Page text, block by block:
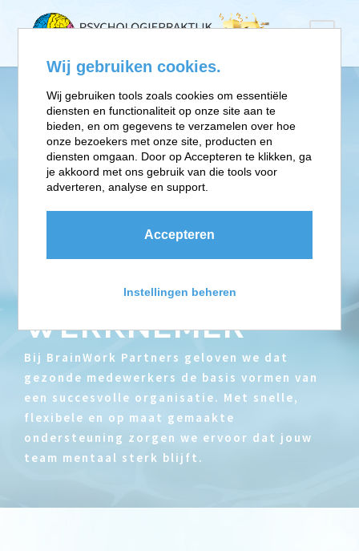
SNEL EN
EFFECTIEF
INGRIJPEN BIJ
MENTALE
KLACHTEN BIJ JE
WERKNEMER
Bij BrainWork Partners geloven we dat
gezonde medewerkers de basis vormen van
een succesvolle organisatie. Met snelle,
flexibele en op maat gemaakte
ondersteuning zorgen we ervoor dat jouw
team mentaal sterk blijft.
Wij gebruiken cookies.
Wij gebruiken tools zoals cookies om essentiële
diensten en functionaliteit op onze site aan te
bieden, en om gegevens te verzamelen over hoe
onze bezoekers met onze site, producten en
diensten omgaan. Door op Accepteren te klikken, ga
je akkoord met ons gebruik van die tools voor
adverteren, analyse en support.
Accepteren
Instellingen beheren